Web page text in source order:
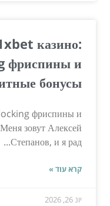
казино:
фриспины и
бонусы
фриспины и
зовут Алексей
Степанов, и я рад...
קרא עוד »
יונ 26, 2026